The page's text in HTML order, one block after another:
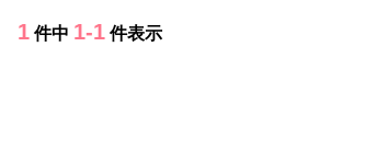
1 件中 1-1 件表示